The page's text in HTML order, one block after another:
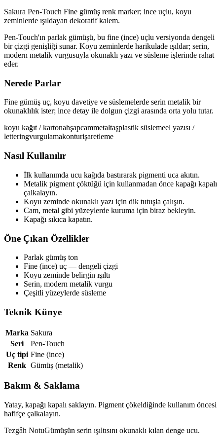
Sakura Pen-Touch Fine gümüş renk marker; ince uçlu, koyu
zeminlerde ışıldayan dekoratif kalem.
Pen-Touch'ın parlak gümüşü, bu fine (ince) uçlu versiyonda dengeli
bir çizgi genişliği sunar. Koyu zeminlerde harikulade ışıldar; serin,
modern metalik vurgusuyla okunaklı yazı ve süsleme işlerinde rahat
eder.
Nerede Parlar
Fine gümüş uç, koyu davetiye ve süslemelerde serin metalik bir
okunaklılık ister; ince detay ile dolgun çizgi arasında orta yolu tutar.
koyu kağıt / kartonahşapcammetaltaşplastik süslemeel yazısı /
letteringvurgulamakonturişaretleme
Nasıl Kullanılır
İlk kullanımda ucu kağıda bastırarak pigmenti uca akıtın.
Metalik pigment çöktüğü için kullanmadan önce kapağı kapalı
çalkalayın.
Koyu zeminde okunaklı yazı için dik tutuşla çalışın.
Cam, metal gibi yüzeylerde kuruma için biraz bekleyin.
Kapağı sıkıca kapatın.
Öne Çıkan Özellikler
Parlak gümüş ton
Fine (ince) uç — dengeli çizgi
Koyu zeminde belirgin ışıltı
Serin, modern metalik vurgu
Çeşitli yüzeylerde süsleme
Teknik Künye
Marka Sakura
Seri
Pen-Touch
Uç tipi Fine (ince)
Renk Gümüş (metalik)
Bakım & Saklama
Yatay, kapağı kapalı saklayın. Pigment çökeldiğinde kullanım öncesi
hafifçe çalkalayın.
Tezgâh NotuGümüşün serin ışıltısını okunaklı kılan denge ucu.